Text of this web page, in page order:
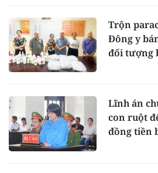
Trộn
Đông y
đối tượng
Lĩnh án
con ruột
đồng tiền